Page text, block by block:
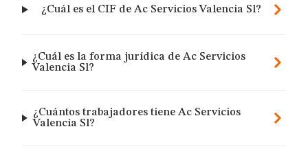
¿Cuál es el CIF de Ac Servicios Valencia Sl?
¿Cuál es la forma jurídica de Ac Servicios
Valencia Sl?
¿Cuántos trabajadores tiene Ac Servicios
Valencia Sl?